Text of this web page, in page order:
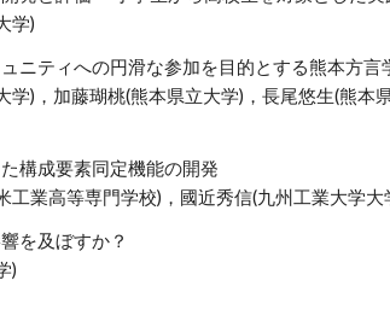
学)
ニティへの円滑な参加を目的とする熊本方
)，加藤瑚桃(熊本県立大学)，長尾悠生(熊
構成要素同定機能の開発
業高等専門学校)，國近秀信(九州工業大学大
を及ぼすか？
)